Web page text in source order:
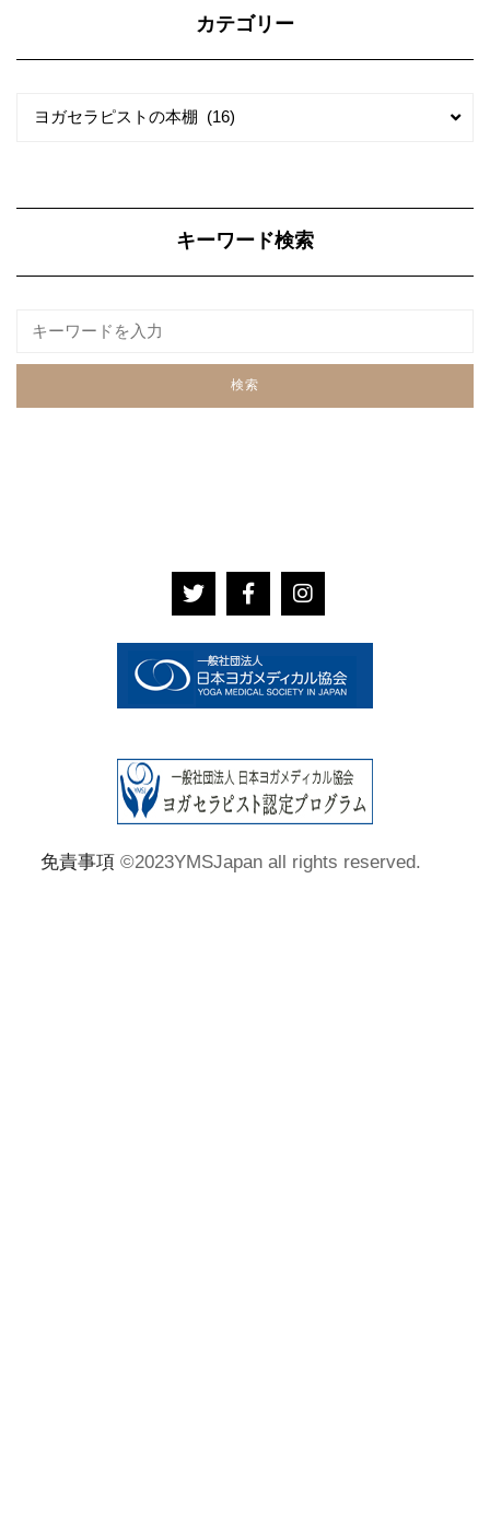
カテゴリー
ヨガセラピストの本棚 (16)
キーワード検索
免責事項 ©2023YMSJapan all rights reserved.